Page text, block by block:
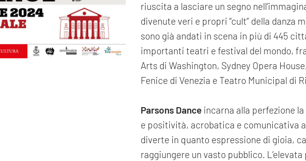
riuscita a lasciare un segno
divenute veri e propri “cult” della danza
sono già andati in scena in più di 445
importanti teatri e festival del mondo,
Arts di Washington, Sydney Opera
Fenice di Venezia e Teatro Municipal di
Parsons Danceincarna alla perfezione
e positività, acrobatica e comunicativa
diverte in quanto espressione di gioia,
raggiungere un vasto pubblico.